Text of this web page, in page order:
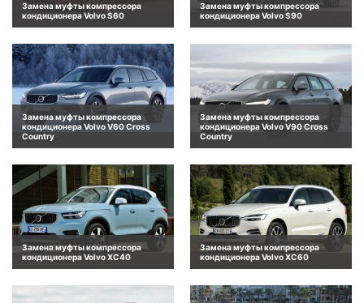
Замена муфты компрессора
кондиционера Volvo S60
Замена муфты компрессора
кондиционера Volvo S90
Замена муфты компрессора
кондиционера Volvo V60 Cross
Country
Замена муфты компрессора
кондиционера Volvo V90 Cross
Country
Замена муфты компрессора
кондиционера Volvo XC40
Замена муфты компрессора
кондиционера Volvo XC60